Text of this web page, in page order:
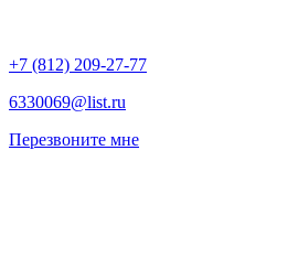
+7 (812) 209-27-77
6330069@list.ru
Перезвоните мне